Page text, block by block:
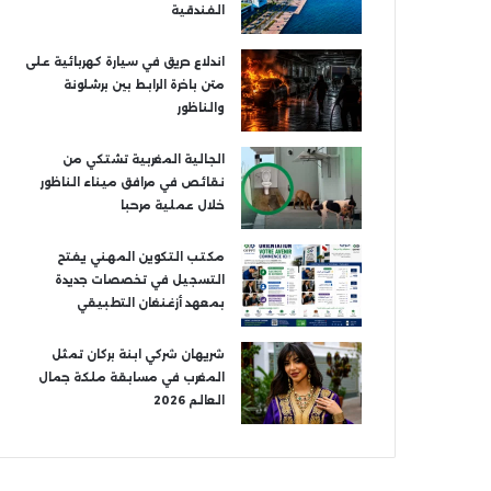
الفندقية
اندلاع حريق في سيارة كهربائية على
متن باخرة الرابط بين برشلونة
والناظور
الجالية المغربية تشتكي من
نقائص في مرافق ميناء الناظور
خلال عملية مرحبا
مكتب التكوين المهني يفتح
التسجيل في تخصصات جديدة
بمعهد أزغنغان التطبيقي
شريهان شركي ابنة بركان تمثل
المغرب في مسابقة ملكة جمال
العالم 2026